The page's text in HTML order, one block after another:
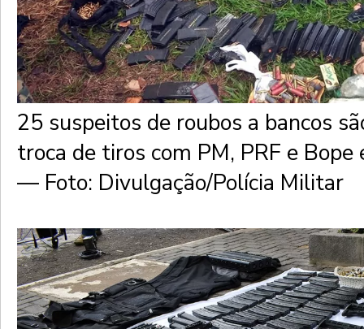
25 suspeitos de roubos a bancos
troca de tiros com PM, PRF e Bope
— Foto: Divulgação/Polícia Militar